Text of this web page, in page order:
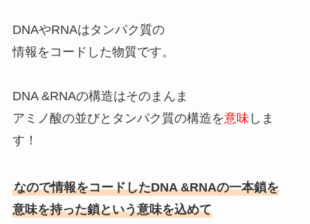
DNAやRNAはタンパク質の
情報をコードした物質です。
DNA &RNAの構造はそのまんま
アミノ酸の並びとタンパク質の構造を意味 しま
す！
なので情報をコードしたDNA &RNAの一本鎖を
意味を持った鎖という意味を込めて